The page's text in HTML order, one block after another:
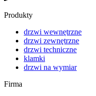
Produkty
drzwi wewnętrzne
drzwi zewnętrzne
drzwi techniczne
klamki
drzwi na wymiar
Firma